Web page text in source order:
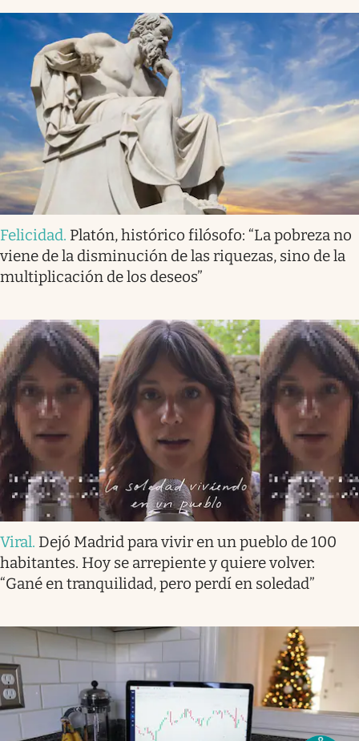
Felicidad. Platón, histórico filósofo: “La pobreza no
viene de la disminución de las riquezas, sino de la
multiplicación de los deseos”
Viral. Dejó Madrid para vivir en un pueblo de 100
habitantes. Hoy se arrepiente y quiere volver:
“Gané en tranquilidad, pero perdí en soledad”